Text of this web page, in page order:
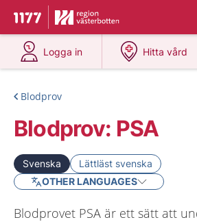
Till startsidan för 1177
Du har valt region
Logga in
på 1177.se
Hitta vård
på
Blodprov
Blodprov: PSA
Svenska
Lättläst svenska
OTHER LANGUAGES
Blodprovet PSA är ett sätt att